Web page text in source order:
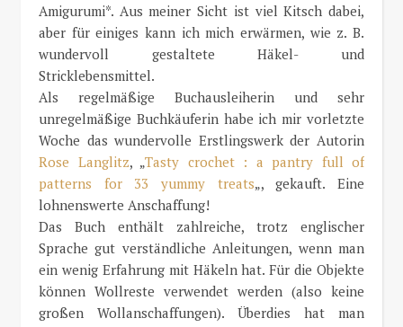
Amigurumi*. Aus meiner Sicht ist viel Kitsch dabei,
aber für einiges kann ich mich erwärmen, wie z. B.
wundervoll gestaltete Häkel- und
Stricklebensmittel.
Als regelmäßige Buchausleiherin und sehr
unregelmäßige Buchkäuferin habe ich mir vorletzte
Woche das wundervolle Erstlingswerk der Autorin
Rose Langlitz, „Tasty crochet : a pantry full of
patterns for 33 yummy treats„, gekauft. Eine
lohnenswerte Anschaffung!
Das Buch enthält zahlreiche, trotz englischer
Sprache gut verständliche Anleitungen, wenn man
ein wenig Erfahrung mit Häkeln hat. Für die Objekte
können Wollreste verwendet werden (also keine
großen Wollanschaffungen). Überdies hat man